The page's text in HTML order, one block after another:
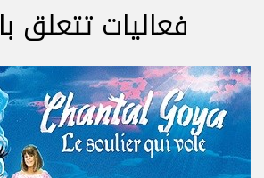
فعاليات تتعلق